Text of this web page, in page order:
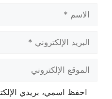
الاسم
البريد
الإلكتروني
الموقع
الإلكتروني
احفظ اسمي، بريدي